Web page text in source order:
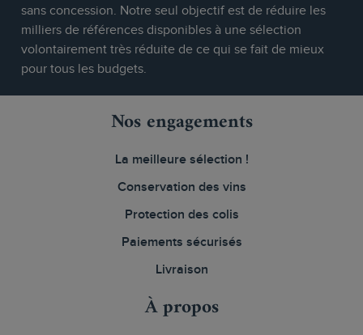
sans concession. Notre seul objectif est de réduire les
milliers de références disponibles à une sélection
volontairement très réduite de ce qui se fait de mieux
pour tous les budgets.
Nos engagements
La meilleure sélection !
Conservation des vins
Protection des colis
Paiements sécurisés
Livraison
À propos